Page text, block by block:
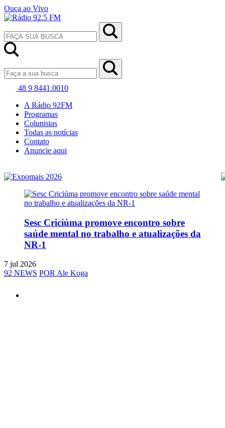
Ouça ao Vivo
48 9 8441.0010
A Rádio 92FM
Programas
Colunistas
Todas as notícias
Contato
Anuncie aqui
Sesc Criciúma promove encontro sobre
saúde mental no trabalho e atualizações da
NR-1
7 jul 2026
92 NEWS POR Ale Koga